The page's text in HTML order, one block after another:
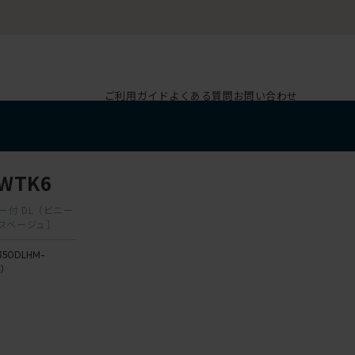
ご利用ガイド よくある質問お問い合わせ
付 DL（ビニー
ージュ］